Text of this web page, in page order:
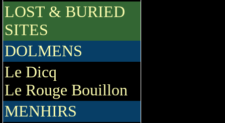
LOST & BURIED
SITES
DOLMENS
Le Dicq
Le Rouge Bouillon
MENHIRS